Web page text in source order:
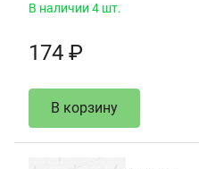
В наличии 4 шт.
174 ₽
В корзину